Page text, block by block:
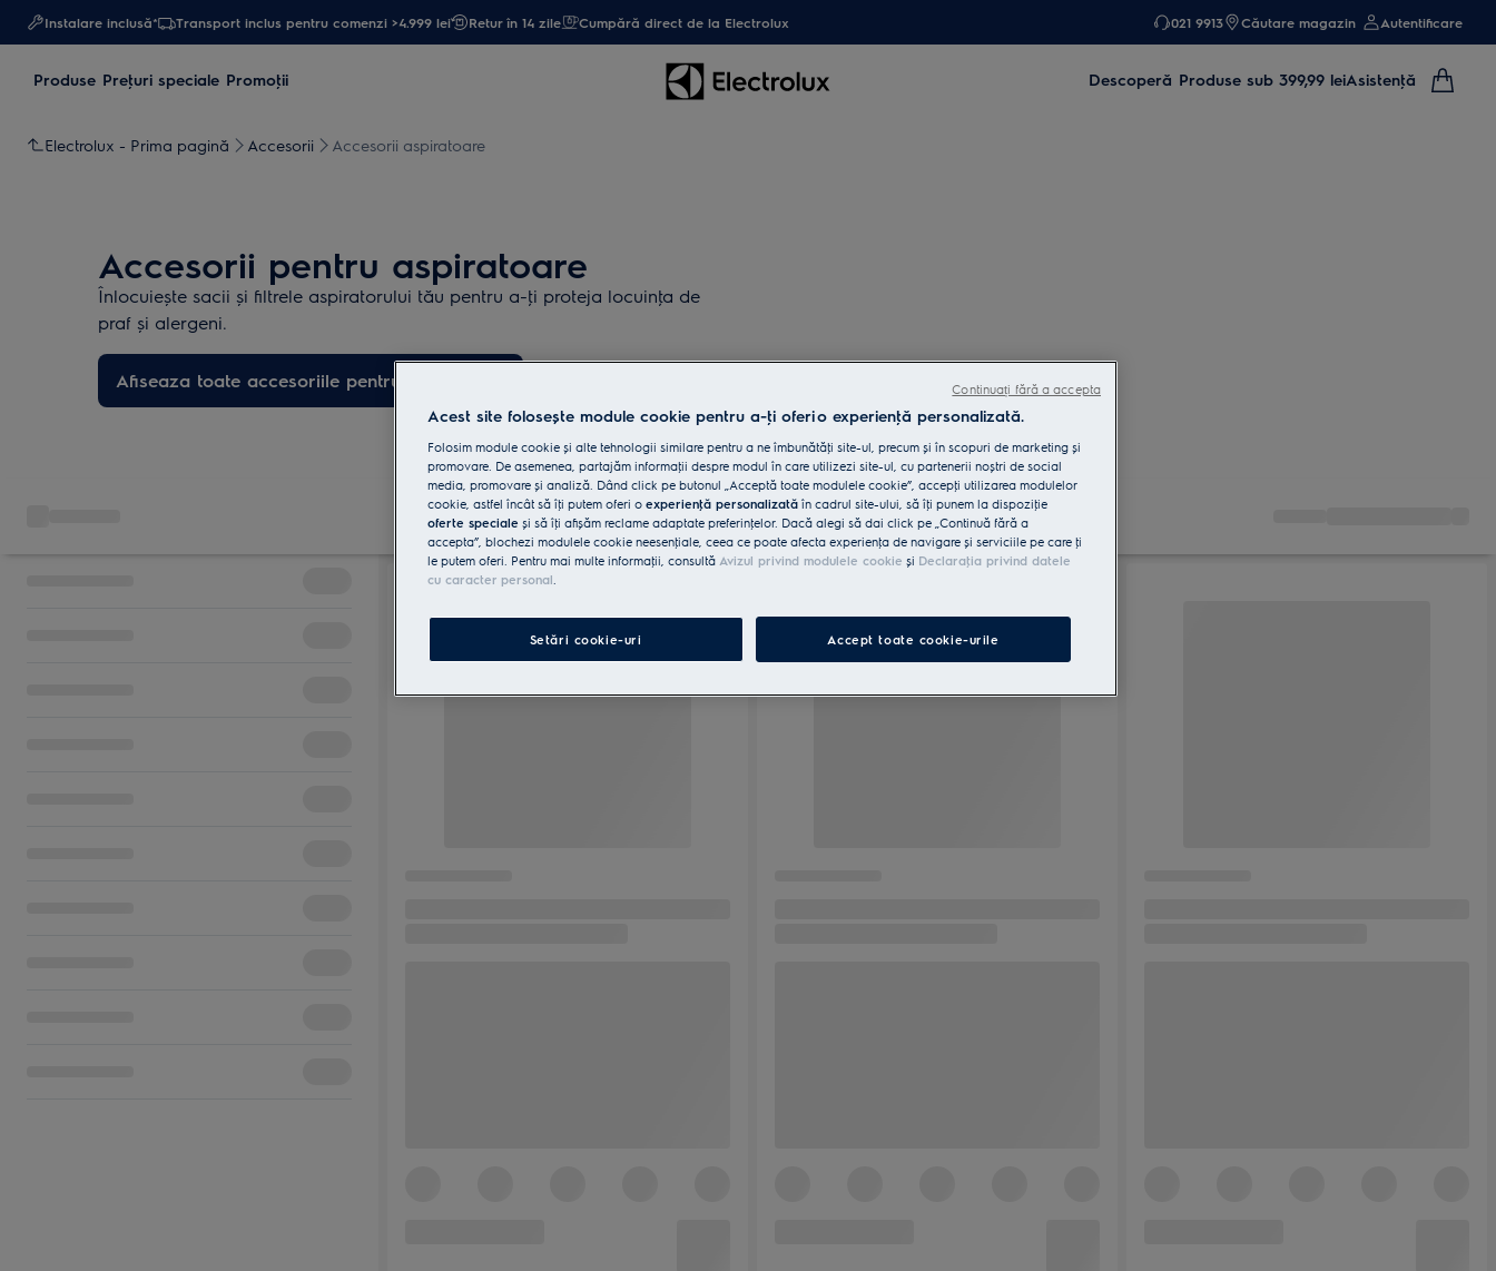
Instalare inclusă* Transport inclus pentru comenzi >4.999 lei Retur în 14 zile Cumpără direct de la Electrolux 021 9913 Căutare magazin Autentificare
Produse Preţuri speciale Promoţii Descoperă Produse sub 399,99 leiAsistenţă
Electrolux - Prima pagină Accesorii Accesorii aspiratoare
Accesorii pentru aspiratoare
Înlocuiește sacii și filtrele aspiratorului tău pentru a-ţi proteja locuinţa de
praf și alergeni.
Afiseaza toate accesoriile pentru aspiratoare
Acest site folosește module cookie pentru a-ţi oferi o experienţă personalizată.
Folosim module cookie și alte tehnologii similare pentru a ne îmbunătăţi site-ul, precum și în scopuri de marketing și
promovare. De asemenea, partajăm informaţii despre modul în care utilizezi site-ul, cu partenerii noștri de social
media, promovare și analiză. Dând click pe butonul „Acceptă toate modulele cookie”, accepţi utilizarea modulelor
cookie, astfel încât să îţi putem oferi o experienţă personalizată în cadrul site-ului, să îţi punem la dispoziţie
oferte speciale și să îţi afișăm reclame adaptate preferinţelor. Dacă alegi să dai click pe „Continuă fără a
accepta”, blochezi modulele cookie neesenţiale, ceea ce poate afecta experienţa de navigare și serviciile pe care ţi
le putem oferi. Pentru mai multe informaţii, consultă Avizul privind modulele cookie și Declaraţia privind datele
cu caracter personal
Setări cookie-uri Accept toate cookie-urile
Continuați fără a accepta